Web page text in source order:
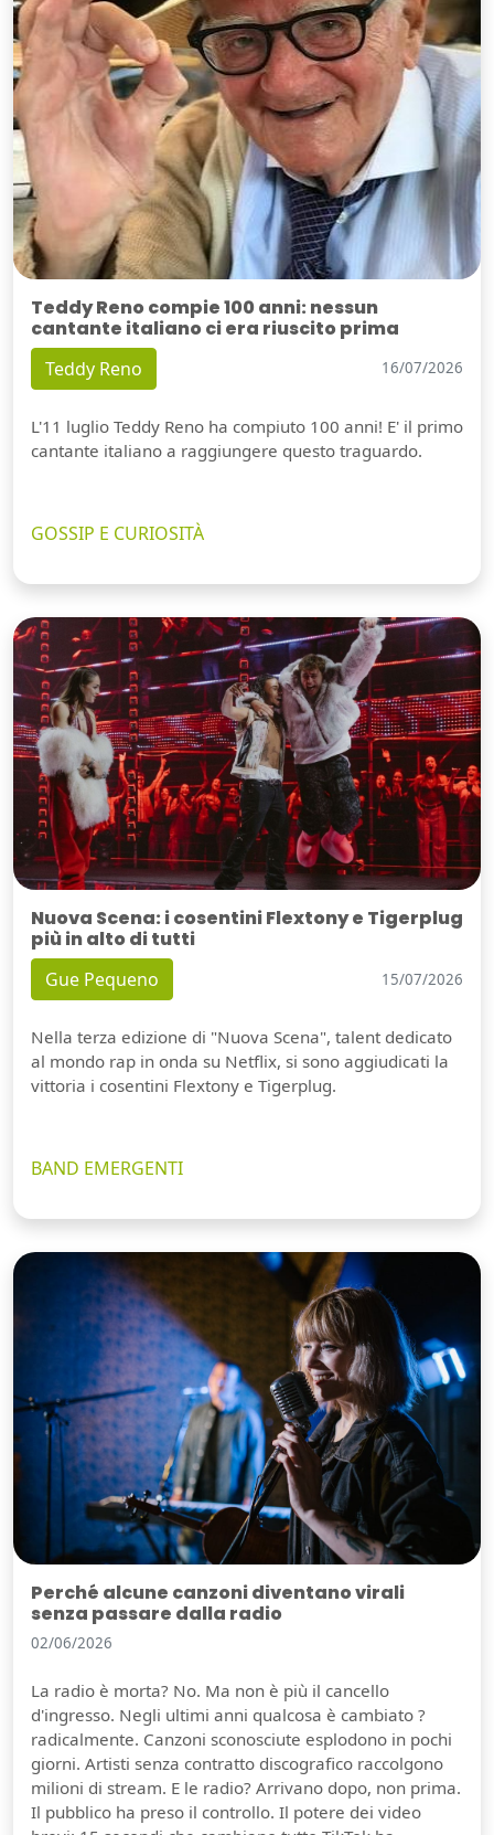
Teddy Reno compie 100 anni: nessun
cantante italiano ci era riuscito prima
Teddy Reno 16/07/2026
L'11 luglio Teddy Reno ha compiuto 100 anni! E' il primo
cantante italiano a raggiungere questo traguardo.
GOSSIP E CURIOSITÀ
Nuova Scena: i cosentini Flextony e Tigerplug
più in alto di tutti
Gue Pequeno 15/07/2026
Nella terza edizione di "Nuova Scena", talent dedicato
al mondo rap in onda su Netflix, si sono aggiudicati la
vittoria i cosentini Flextony e Tigerplug.
BAND EMERGENTI
Perché alcune canzoni diventano virali
senza passare dalla radio
02/06/2026
La radio è morta? No. Ma non è più il cancello
d'ingresso. Negli ultimi anni qualcosa è cambiato ?
radicalmente. Canzoni sconosciute esplodono in pochi
giorni. Artisti senza contratto discografico raccolgono
milioni di stream. E le radio? Arrivano dopo, non prima.
Il pubblico ha preso il controllo. Il potere dei video